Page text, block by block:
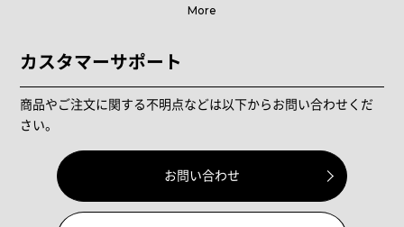
More
カスタマーサポート
商品やご注文に関する不明点などは以下からお問い合わせくだ
さい。
お問い合わせ